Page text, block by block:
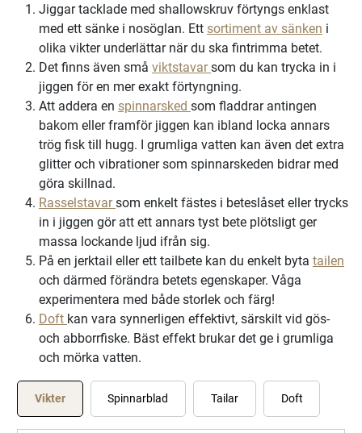
Jiggar tacklade med shallowskruv förtyngs enklast
med ett sänke i nosöglan. Ett sortiment av sänken i
olika vikter underlättar när du ska fintrimma betet.
Det finns även små viktstavarsom du kan trycka in i
jiggen för en mer exakt förtyngning.
Att addera en spinnarsked som fladdrar antingen
bakom eller framför jiggen kan ibland locka annars
trög fisk till hugg. I grumliga vatten kan även det extra
glitter och vibrationer som spinnarskeden bidrar med
göra skillnad.
Rasselstavarsom enkelt fästes i beteslåset eller trycks
in i jiggen gör att ett annars tyst bete plötsligt ger
massa lockande ljud ifrån sig.
På en jerktail eller ett tailbete kan du enkelt byta tailen
och därmed förändra betets egenskaper. Våga
experimentera med både storlek och färg!
Doft kan vara synnerligen effektivt, särskilt vid gös-
och abborrfiske. Bäst effekt brukar det ge i grumliga
och mörka vatten.
Vikter Spinnarblad Tailar Doft